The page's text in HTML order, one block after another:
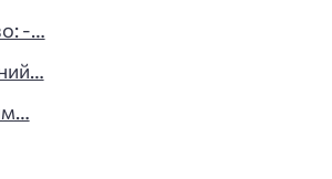
-…